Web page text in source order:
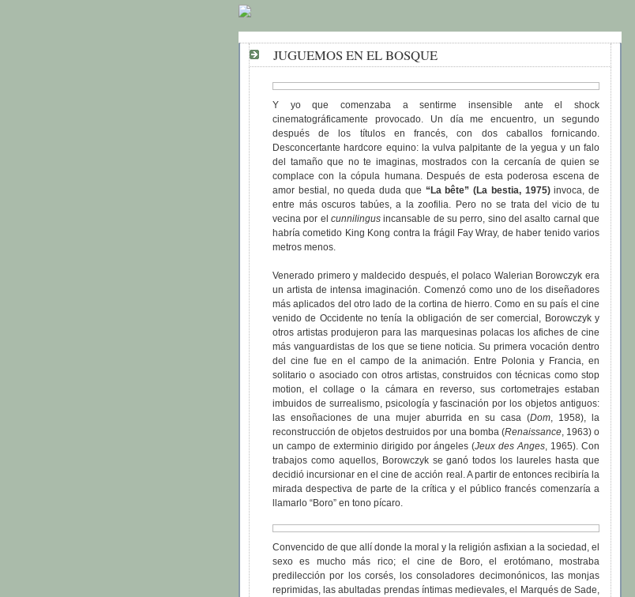
JUGUEMOS EN EL BOSQUE
Y yo que comenzaba a sentirme insensible ante el shock
cinematográficamente provocado. Un día me encuentro, un segundo
después de los títulos en francés, con dos caballos fornicando.
Desconcertante hardcore equino: la vulva palpitante de la yegua y un falo
del tamaño que no te imaginas, mostrados con la cercanía de quien se
complace con la cópula humana. Después de esta poderosa escena de
amor bestial, no queda duda que “La bête” (La bestia, 1975)invoca, de
entre más oscuros tabúes, a la zoofilia. Pero no se trata del vicio de tu
vecina por el cunnilingusincansable de su perro, sino del asalto carnal que
habría cometido King Kong contra la frágil Fay Wray, de haber tenido varios
metros menos.
Venerado primero y maldecido después, el polaco Walerian Borowczyk era
un artista de intensa imaginación. Comenzó como uno de los diseñadores
más aplicados del otro lado de la cortina de hierro. Como en su país el cine
venido de Occidente no tenía la obligación de ser comercial, Borowczyk y
otros artistas produjeron para las marquesinas polacas los afiches de cine
más vanguardistas de los que se tiene noticia. Su primera vocación dentro
del cine fue en el campo de la animación. Entre Polonia y Francia, en
solitario o asociado con otros artistas, construidos con técnicas como stop
motion, el collage o la cámara en reverso, sus cortometrajes estaban
imbuidos de surrealismo, psicología y fascinación por los objetos antiguos:
las ensoñaciones de una mujer aburrida en su casa (Dom, 1958), la
reconstrucción de objetos destruidos por una bomba (Renaissance, 1963) o
un campo de exterminio dirigido por ángeles (Jeux des Anges, 1965). Con
trabajos como aquellos, Borowczyk se ganó todos los laureles hasta que
decidió incursionar en el cine de acción real. A partir de entonces recibiría la
mirada despectiva de parte de la crítica y el público francés comenzaría a
llamarlo “Boro” en tono pícaro.
Convencido de que allí donde la moral y la religión asfixian a la sociedad, el
sexo es mucho más rico; el cine de Boro, el erotómano, mostraba
predilección por los corsés, los consoladores decimonónicos, las monjas
reprimidas, las abultadas prendas íntimas medievales, el Marqués de Sade,